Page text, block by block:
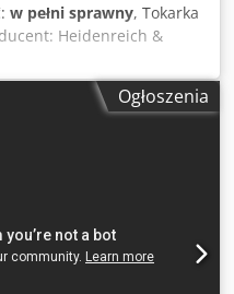
w pełni sprawny, Tokarka
Heidenreich &
Producent:
Aczsr Typ: VDF V3
konwencjonalne
Średnica toczenia nad
63 mm Wymiary: Dł. 3,40
w naszej hali
Ogłoszenia